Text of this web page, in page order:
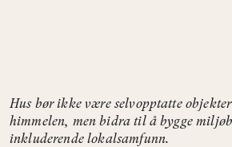
Hus bør ikke være selvopptatte
himmelen, men bidra til å bygge
inkluderende lokalsamfunn.